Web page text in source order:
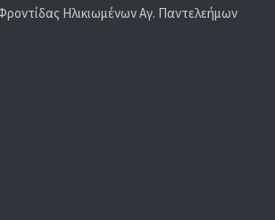
Ηλικιωμένων Αγ. Παντελεήμων